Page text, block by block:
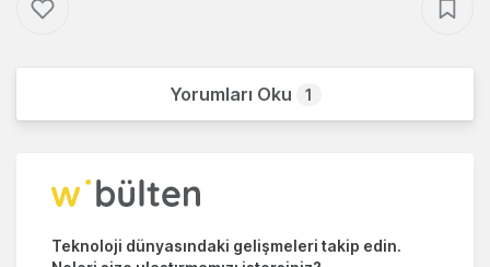
Yorumları Oku 1
Teknoloji dünyasındaki gelişmeleri takip edin.